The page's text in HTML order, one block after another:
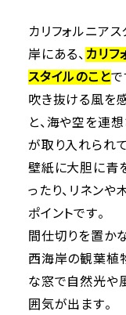
カリフォルニア
岸にある、 カリフ
スタイルのことで
吹き抜ける風を
と、海や空を連
が取り入れられ
壁紙に大胆に青
ったり、リネン
ポイントです。
間仕切りを置か
西海岸の観葉植
な窓で自然光や
囲気が出ます。